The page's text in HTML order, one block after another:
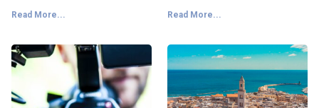
Read More... Read More...